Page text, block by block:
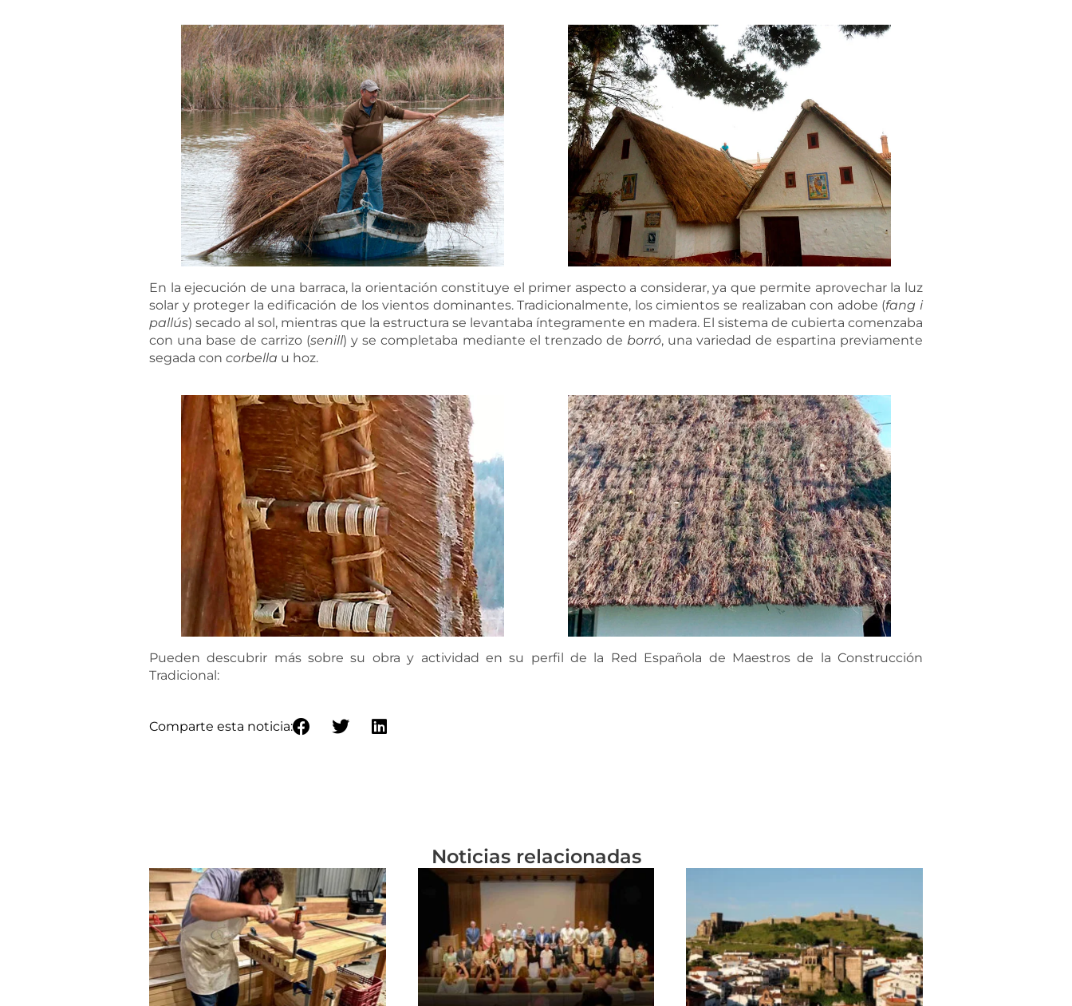
En la ejecución de una barraca, la orientación constituye el primer aspecto a considerar, ya que permite aprovechar la luz
solar y proteger la edificación de los vientos dominantes. Tradicionalmente, los cimientos se realizaban con adobe (fang i
pallús) secado al sol, mientras que la estructura se levantaba íntegramente en madera. El sistema de cubierta comenzaba
con una base de carrizo (senill) y se completaba mediante el trenzado de borró, una variedad de espartina previamente
segada con corbella u hoz.
Pueden descubrir más sobre su obra y actividad en su perfil de la Red Española de Maestros de la Construcción
Tradicional:
Comparte esta noticia:
Noticias relacionadas